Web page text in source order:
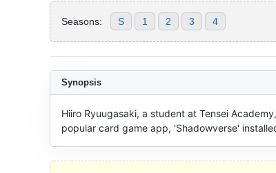
Seasons: S 1 2 3 4
Synopsis
Hiiro Ryuugasaki, a student at Tensei
popular card game app, 'Shadowverse'